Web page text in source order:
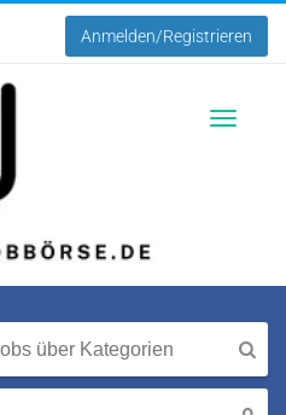
Anmelden/Registrieren